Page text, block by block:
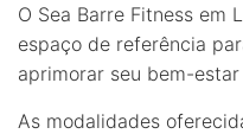
O Sea Barre Fitness em
espaço de referência
aprimorar seu bem-
As modalidades